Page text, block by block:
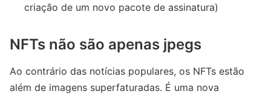
criação de um novo pacote de assinatura)
NFTs não são apenas jpegs
Ao contrário das notícias populares, os NFTs estão
além de imagens superfaturadas. É uma nova